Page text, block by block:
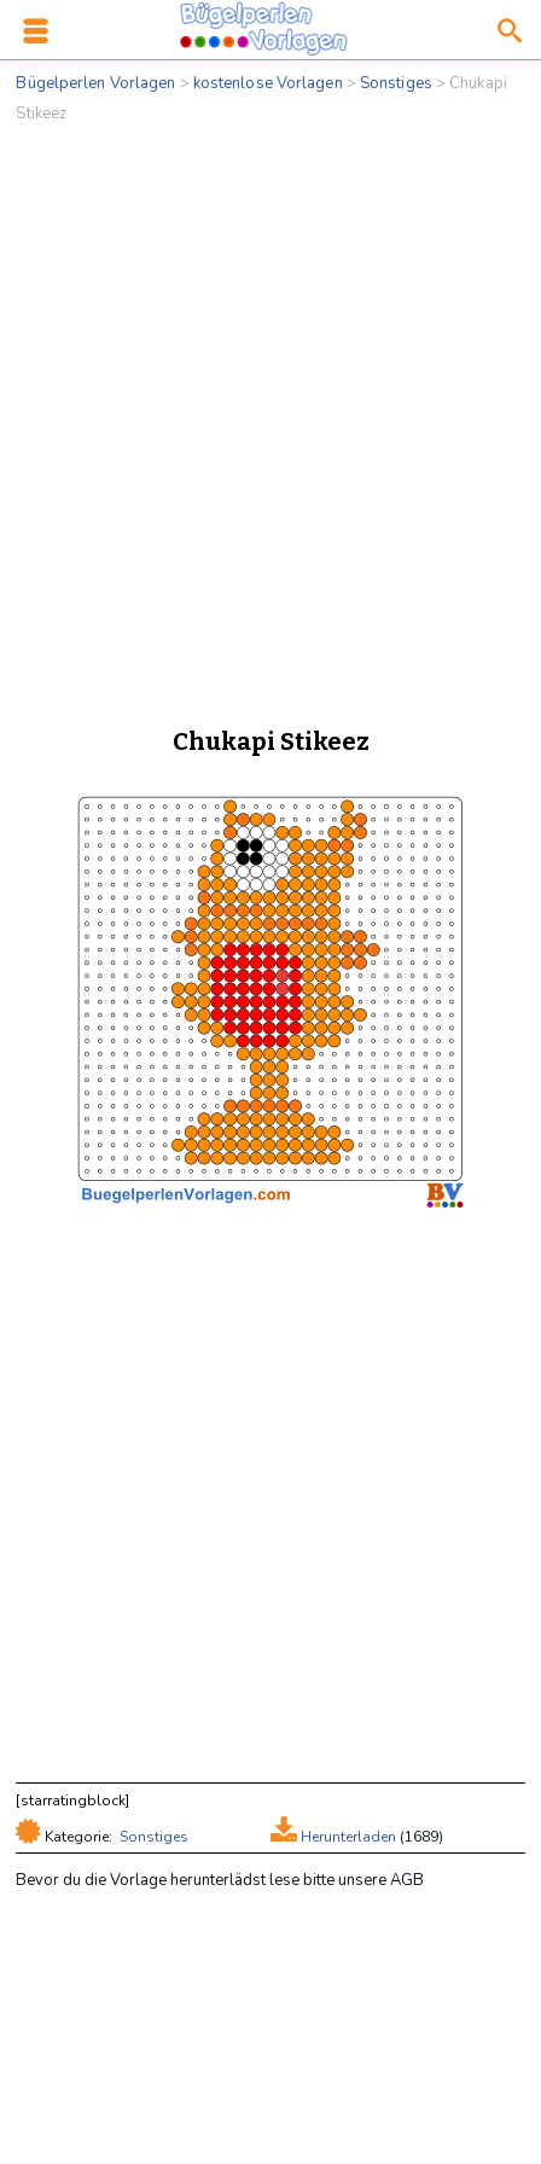
Bügelperlen Vorlagen > kostenlose Vorlagen > Sonstiges > Chukapi
Stikeez
Chukapi Stikeez
[starratingblock]
Herunterladen (1689)
Kategorie: Sonstiges
Bevor du die Vorlage herunterlädst lese bitte unsere AGB